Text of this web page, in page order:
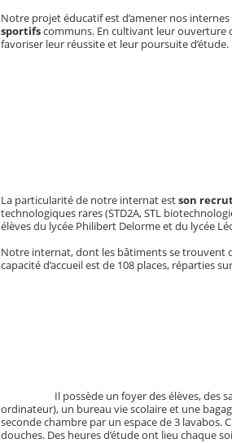
Notre projet éducatif est d’amener nos
sportifscommuns. En cultivant leur ouverture
favoriser leur réussite et leur poursuite d’étude.
La particularité de notre internat estson
technologiques rares (STD2A, STL
élèves du lycée Philibert Delorme et du lycée
Notre internat, dont les bâtiments se trouvent
capacité d’accueil est de 108 places, réparties
Il possède un foyer des élèves, des salles
ordinateur), un bureau vie scolaire et une
seconde chambre par un espace de 3 lavabos.
douches. Des heures d’étude ont lieu chaque